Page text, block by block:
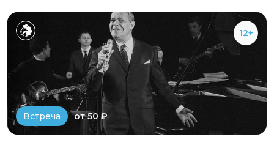
12+
Встреча от 50 ₽